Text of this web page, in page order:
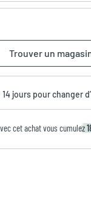
Trouver un
14 jours pour changer
cet achat vous cumulez